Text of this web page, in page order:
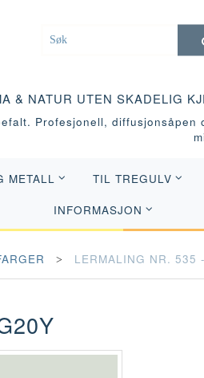
& NATUR UTEN SKADELIG
Profesjonell,
METALL TIL TREGULV
INFORMASJON
LERMALING NR. 535